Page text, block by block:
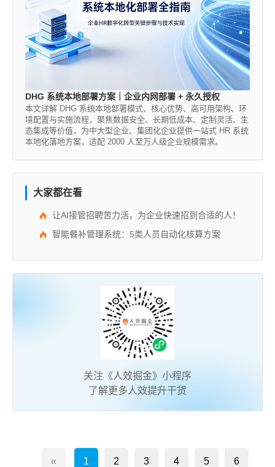
DHG 系统本地部署方案｜企业内网部署 + 永久授权
本文详解 DHG 系统本地部署模式、核心优势、高可用架构、环
境配置与实施流程，聚焦数据安全、长期低成本、定制灵活、生
态集成等价值，为中大型企业、集团化企业提供一站式 HR 系统
本地化落地方案，适配 2000 人至万人级企业规模需求。
大家都在看
让AI接管招聘苦力活，为企业快速招到合适的人！
智能餐补管理系统：5类人员自动化核算方案
关注《人效掘金》小程序
了解更多人效提升干货
« 1 2 3 4 5 6